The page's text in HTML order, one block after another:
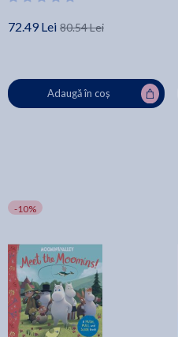
72.49 Lei 80.54 Lei
Adaugă în coș
-10%